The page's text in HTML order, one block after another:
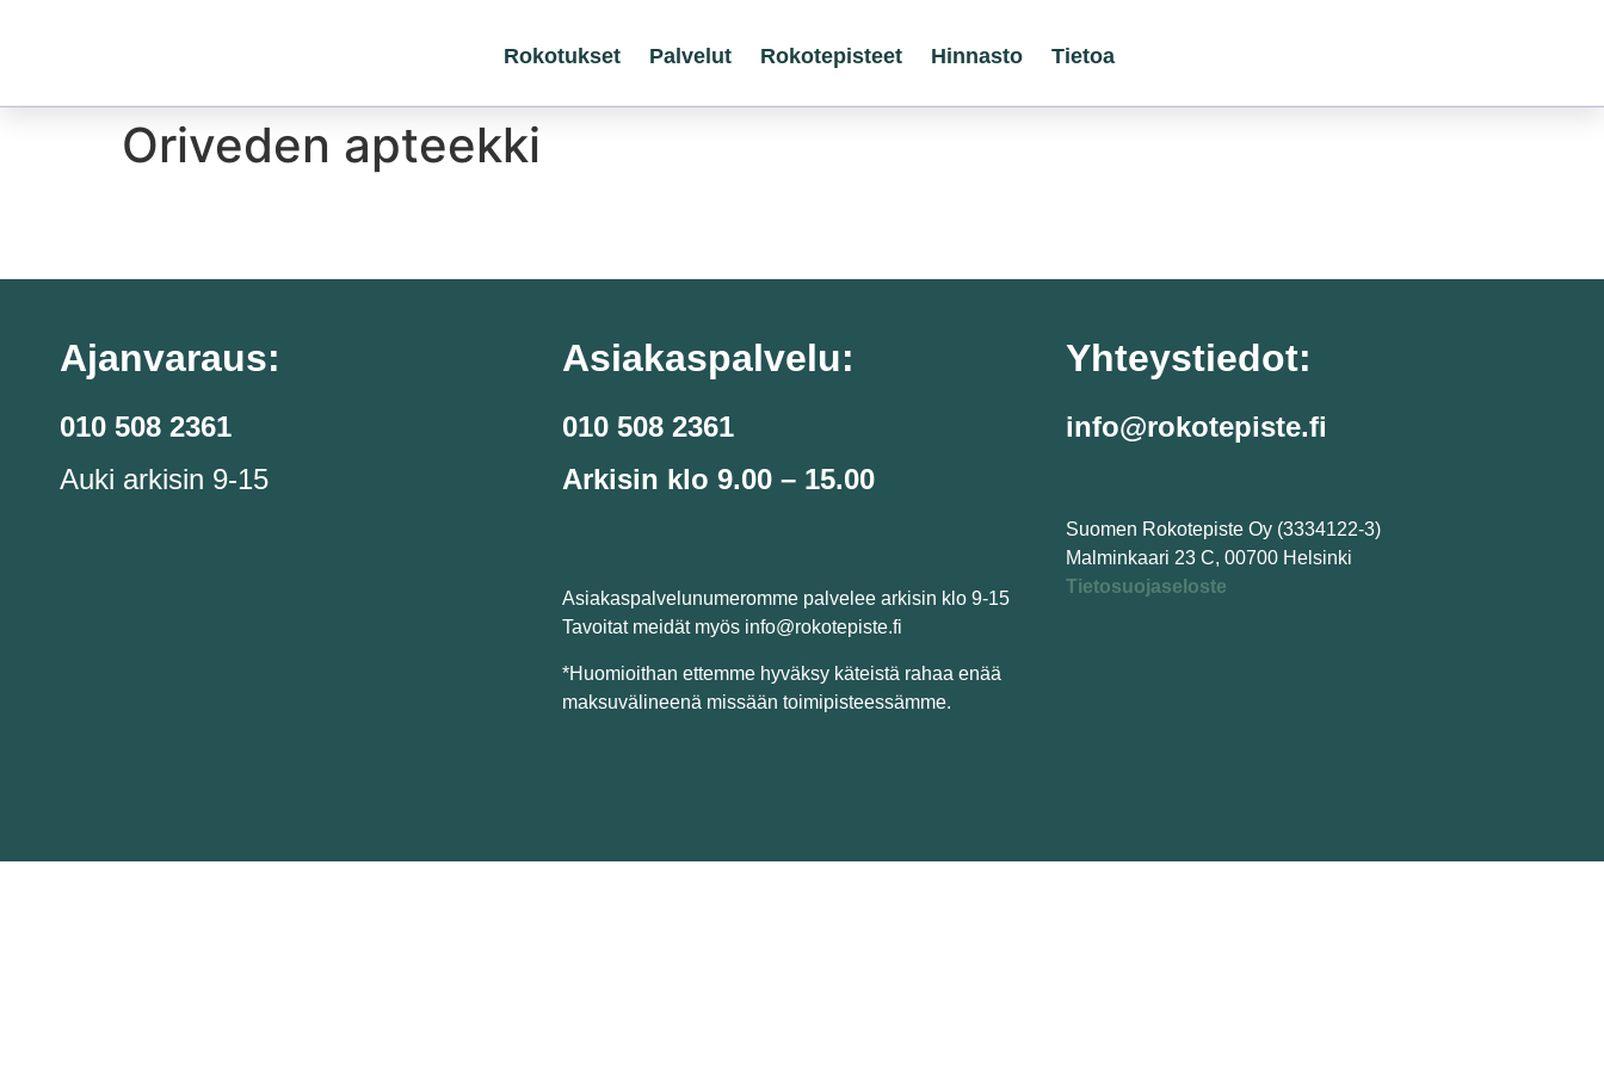
Rokotukset Palvelut Rokotepisteet Hinnasto Tietoa
Oriveden apteekki
Ajanvaraus:
010 508 2361
Auki arkisin 9-15
Asiakaspalvelu:
010 508 2361
Arkisin klo 9.00 – 15.00
Asiakaspalvelunumeromme palvelee arkisin klo 9-15
Tavoitat meidät myös info@rokotepiste.fi
*Huomioithan ettemme hyväksy käteistä rahaa enää
maksuvälineenä missään toimipisteessämme.
Yhteystiedot:
info@rokotepiste.fi
Suomen Rokotepiste Oy (3334122-3)
Malminkaari 23 C, 00700 Helsinki
Tietosuojaseloste